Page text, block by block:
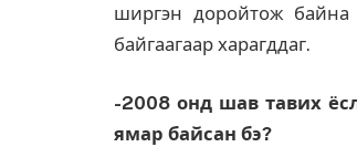
ширгэн доройтож
байгаагаар харагддаг.
-2008 онд шав тавих
ямар байсан бэ?